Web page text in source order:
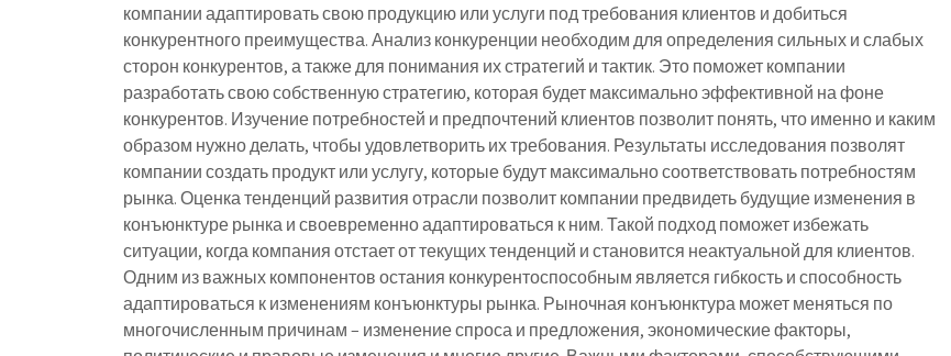
компании адаптировать свою продукцию или услуги под требования клиентов и добиться
конкурентного преимущества. Анализ конкуренции необходим для определения сильных и слабых
сторон конкурентов, а также для понимания их стратегий и тактик. Это поможет компании
разработать свою собственную стратегию, которая будет максимально эффективной на фоне
конкурентов. Изучение потребностей и предпочтений клиентов позволит понять, что именно и каким
образом нужно делать, чтобы удовлетворить их требования. Результаты исследования позволят
компании создать продукт или услугу, которые будут максимально соответствовать потребностям
рынка. Оценка тенденций развития отрасли позволит компании предвидеть будущие изменения в
конъюнктуре рынка и своевременно адаптироваться к ним. Такой подход поможет избежать
ситуации, когда компания отстает от текущих тенденций и становится неактуальной для клиентов.
Одним из важных компонентов остания конкурентоспособным является гибкость и способность
адаптироваться к изменениям конъюнктуры рынка. Рыночная конъюнктура может меняться по
многочисленным причинам – изменение спроса и предложения, экономические факторы,